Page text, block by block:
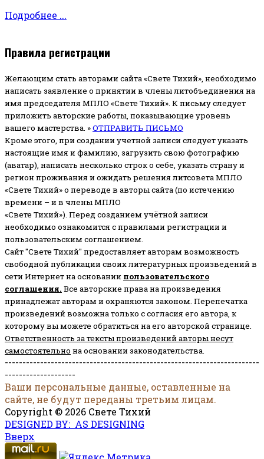
Подробнее ...
Правила регистрации
Желающим стать авторами сайта «Свете Тихий», необходимо
написать заявление о принятии в члены литобъединения на
имя председателя МПЛО «Свете Тихий». К письму следует
приложить авторские работы, показывающие уровень
вашего мастерства. »ОТПРАВИТЬ ПИСЬМО
Кроме этого, при создании учетной записи следует указать
настоящие имя и фамилию, загрузить свою фотографию
(аватар), написать несколько строк о себе, указать страну и
регион проживания и ожидать решения литсовета МПЛО
«Свете Тихий» о переводе в авторы сайта (по истечению
времени – и в члены МПЛО
«Свете Тихий»). Перед созданием учётной записи
необходимо ознакомится с правилами регистрации и
пользовательским соглашением.
Сайт "Свете Тихий" предоставляет авторам возможность
свободной публикации своих литературных произведений в
сети Интернет на основании пользовательского
соглашения. Все авторские права на произведения
принадлежат авторам и охраняются законом. Перепечатка
произведений возможна только с согласия его автора, к
которому вы можете обратиться на его авторской странице.
Ответственность за тексты произведений авторы несут
самостоятельно на основании законодательства.
------------------------------------------------------------------------
--------------------
Ваши персональные данные, оставленные на
сайте, не будут переданы третьим лицам.
Copyright © 2026 Свете Тихий
DESIGNED BY: AS DESIGNING
Вверх